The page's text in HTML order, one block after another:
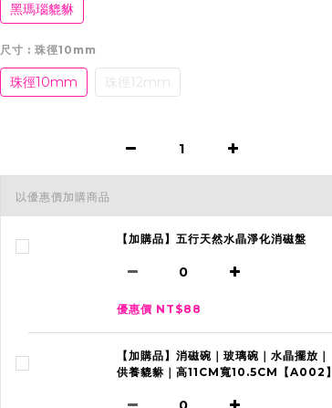
黑瑪瑙貔貅
尺寸 : 珠徑10mm
珠徑10mm 珠徑12mm
以優惠價加購商品
【加購品】五行天然水晶淨化消磁盤
優惠價 NT$88
【加購品】消磁碗｜玻璃碗｜水晶擺放｜
供養貔貅｜高11CM寬10.5CM【A002】